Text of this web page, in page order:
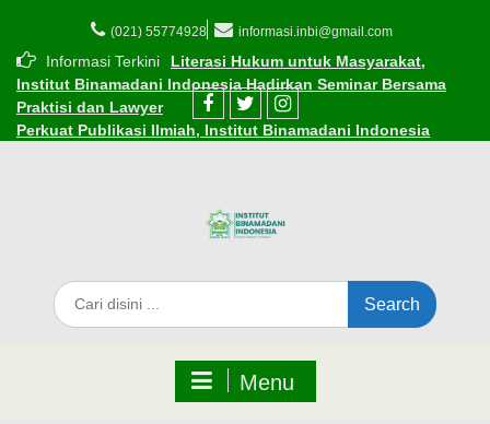
(021) 55774928 informasi.inbi@gmail.com
Informasi Terkini
Literasi Hukum untuk Masyarakat,
Institut Binamadani Indonesia Hadirkan Seminar Bersama
Praktisi dan Lawyer
Perkuat Publikasi Ilmiah, Institut Binamadani Indonesia
Cara Mudah Mendaftar Beasiswa di Institut Binamadani
Tantangan Ekonomi
Edaran Perkuliahan Selama Ramadhan 1447 H
Menu